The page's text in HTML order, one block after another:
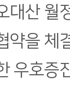
대산 월
약을 체
우호증